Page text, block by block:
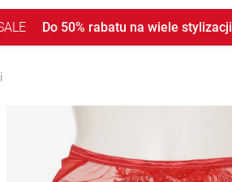
Do 50% rabatu na wiele stylizacji